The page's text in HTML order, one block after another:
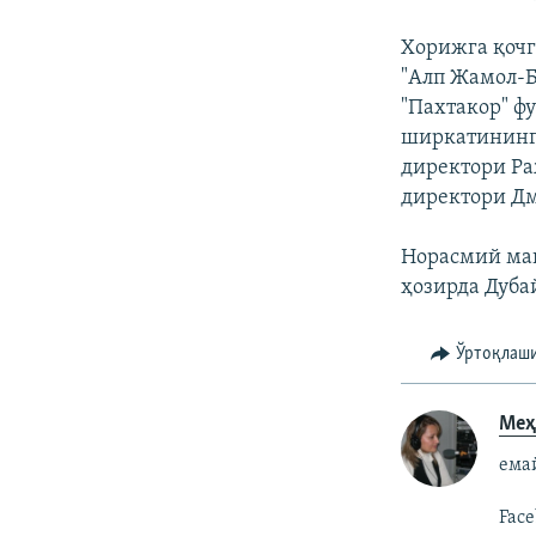
Хорижга
"Алп Жамол-
"Пахтакор"
директори
директори
Норасмий
ҳозирда